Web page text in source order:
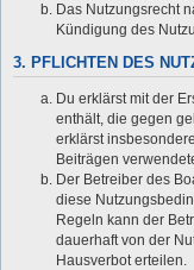
Das Nutzungsrecht
Kündigung des
3. PFLICHTEN DES
Du erklärst mit der
enthält, die gegen
erklärst
Beiträgen
Der Betreiber des
diese
Regeln kann der
dauerhaft von der
Hausverbot erteilen.